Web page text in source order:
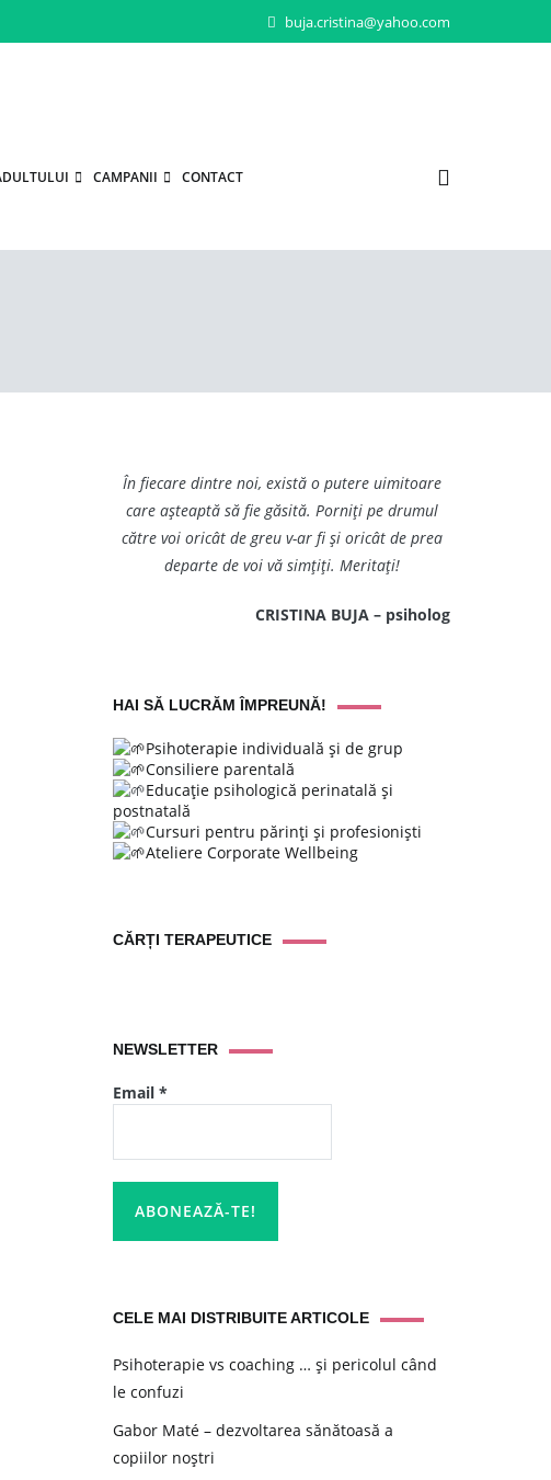
buja.cristina@yahoo.com
CAMPANII CONTACT
În fiecare dintre noi, există o putere uimitoare
care așteaptă să fie găsită. Porniți pe drumul
către voi oricât de greu v-ar fi și oricât de prea
departe de voi vă simțiți. Meritați!
CRISTINA BUJA – psiholog
HAI SĂ LUCRĂM ÎMPREUNĂ!
Psihoterapie individuală și de grup
Consiliere parentală
Educație psihologică perinatală și
postnatală
Cursuri pentru părinți și profesioniști
Ateliere Corporate Wellbeing
CĂRȚI TERAPEUTICE
NEWSLETTER
Email *
CELE MAI DISTRIBUITE ARTICOLE
Psihoterapie vs coaching … și pericolul când
le confuzi
Gabor Maté – dezvoltarea sănătoasă a
copiilor noștri